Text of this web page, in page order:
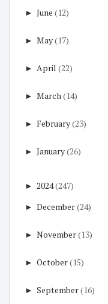
► June (12)
► May(17)
► April (22)
► March(14)
► February(23)
► January(26)
► 2024(247)
► December(24)
► November(13)
► October(15)
► September(16)